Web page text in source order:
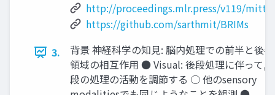
http://proceedings.mlr.press/v119/
https://github.com/sarthmit/BRIMs
3.
背景 神経科学の知見: 脳内処理での前半と後半
領域の相互作用 ● Visual: 後段処理に伴って,
段の処理の活動を調節する ○ 他のsensory